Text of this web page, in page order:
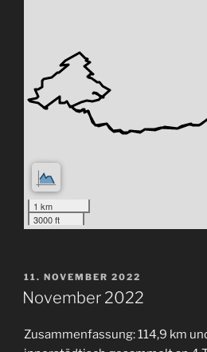
1 km
3000 ft
VERÖFFENTLICHT
AM
11. NOVEMBER 2022
November 2022
Zusammenfassung: 114,9 km